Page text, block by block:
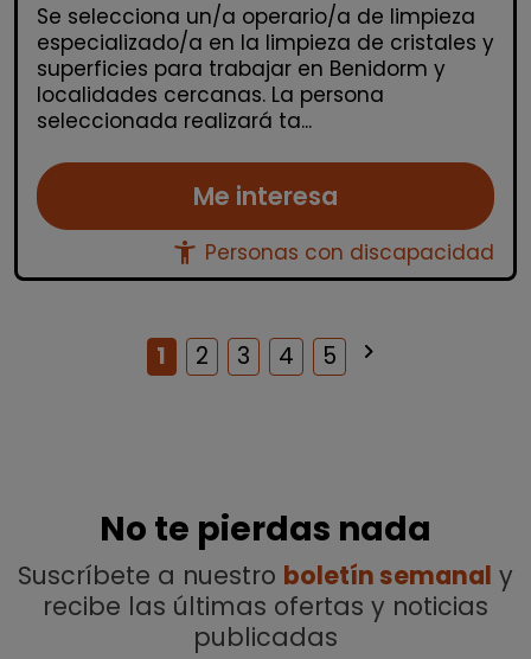
Se selecciona un/a operario/a de limpieza
especializado/a en la limpieza de cristales y
superficies para trabajar en Benidorm y
localidades cercanas. La persona
seleccionada realizará ta...
Me interesa
accessibility_new Personas con discapacidad
1 2 3 4 5 keyboard_arrow_right
No te pierdas nada
Suscríbete a nuestro boletín semanal y
recibe las últimas ofertas y noticias
publicadas